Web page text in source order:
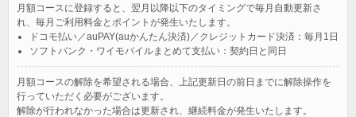
月額コースに登録すると、翌月以降以下のタイミングで毎月自動更新さ
れ、毎月ご利用料金とポイントが発生いたします。
ドコモ払い／auPAY(auかんたん決済)／クレジットカード決済：毎月1日
ソフトバンク・ワイモバイルまとめて支払い：契約日と同日
月額コースの解除を希望される場合、上記更新日の前日までに解除操作を
行っていただく必要がございます。
解除が行われなかった場合は更新され、継続料金が発生いたします。